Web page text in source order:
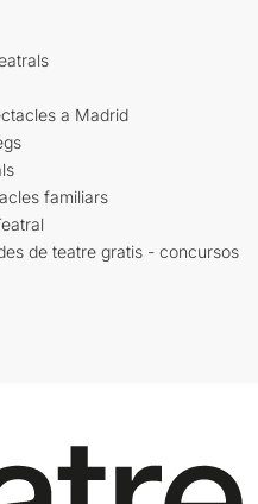
a Madrid
familiars
de teatre gratis - concursos